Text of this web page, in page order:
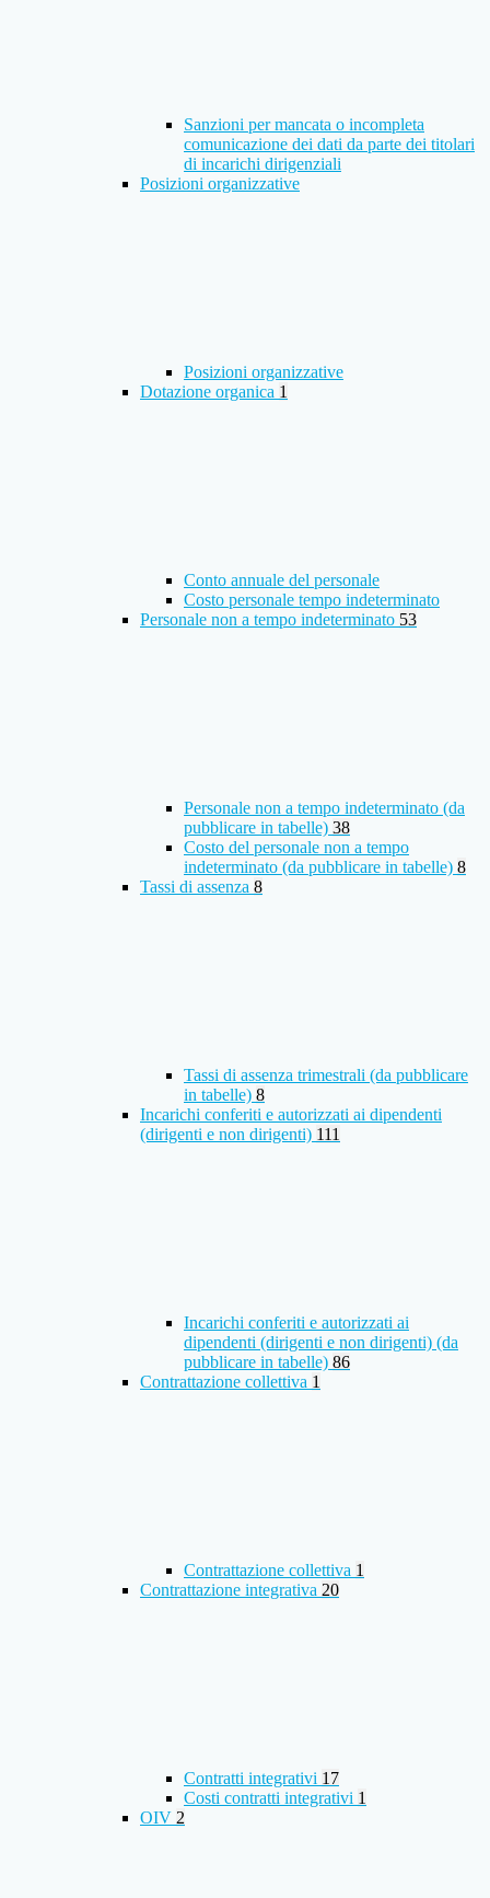
Sanzioni per mancata o incompleta
comunicazione dei dati da parte dei titolari
di incarichi dirigenziali
Posizioni organizzative
Posizioni organizzative
Dotazione organica 1
Conto annuale del personale
Costo personale tempo indeterminato
Personale non a tempo indeterminato 53
Personale non a tempo indeterminato (da
pubblicare in tabelle) 38
Costo del personale non a tempo
indeterminato (da pubblicare in tabelle) 8
Tassi di assenza 8
Tassi di assenza trimestrali (da pubblicare
in tabelle) 8
Incarichi conferiti e autorizzati ai dipendenti
(dirigenti e non dirigenti) 111
Incarichi conferiti e autorizzati ai
dipendenti (dirigenti e non dirigenti) (da
pubblicare in tabelle) 86
Contrattazione collettiva 1
Contrattazione collettiva 1
Contrattazione integrativa 20
Contratti integrativi 17
Costi contratti integrativi 1
OIV 2